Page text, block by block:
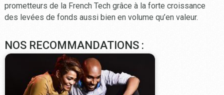
prometteurs de la French Tech grâce à la forte croissance
des levées de fonds aussi bien en volume qu’en valeur.
NOS RECOMMANDATIONS :